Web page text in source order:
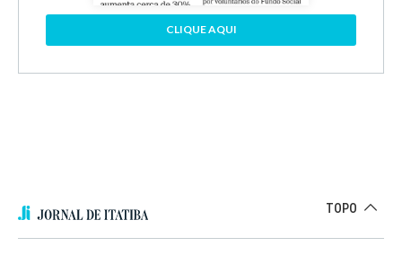
CLIQUE AQUI
TOPO